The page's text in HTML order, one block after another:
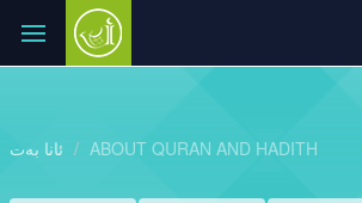
ئانا بەت ABOUT QURAN AND HADITH